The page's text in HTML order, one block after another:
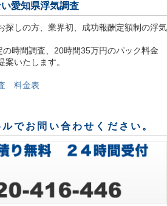
愛知県浮気調査
探しの方、業界初、成功報酬定額制の浮気
時間調査、20時間35万円のパック料金
いたします。
料金表
でお問い合わせください。